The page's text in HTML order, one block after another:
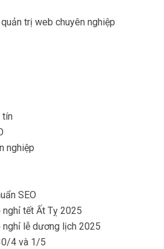
trị web chuyên nghiệp
tín
nghiệp
SEO
tết Ất Tỵ 2025
nghỉ lễ dương lịch 2025
4 và 1/5